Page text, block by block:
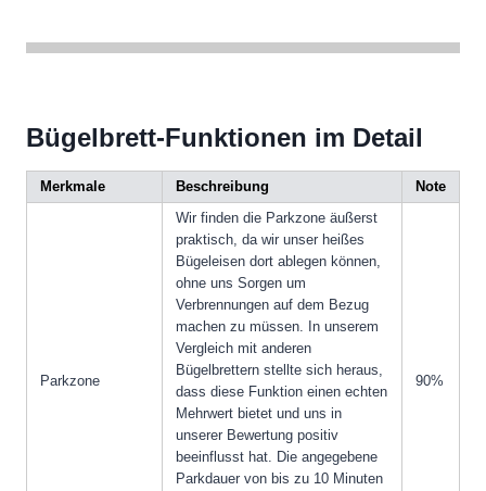
Bügelbrett-Funktionen im Detail
Merkmale Beschreibung Note
Parkzone
Wir finden die Parkzone äußerst
praktisch, da wir unser heißes
Bügeleisen dort ablegen können,
ohne uns Sorgen um
Verbrennungen auf dem Bezug
machen zu müssen. In unserem
Vergleich mit anderen
Bügelbrettern stellte sich heraus,
dass diese Funktion einen echten
Mehrwert bietet und uns in
unserer Bewertung positiv
beeinflusst hat. Die angegebene
Parkdauer von bis zu 10 Minuten
90%